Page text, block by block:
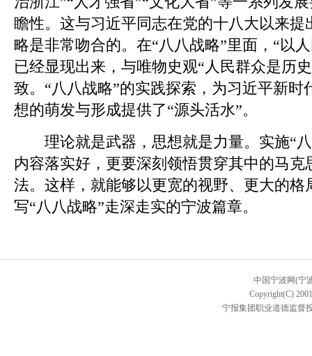
瞻性。这与习近平同志在党的十八大以来提
略是非常吻合的。在“八八战略”里面，“以
已经显现出来，与唯物史观“人民群众是历
致。“八八战略”的实践探索，为习近平新时
想的萌发与形成提供了“源头活水”。
理论就是武器，思想就是力量。实施“八
内容落实好，更要深刻领悟贯穿其中的马克
法。这样，就能够以更宽的视野、更大的格
写“八八战略”走深走实的宁波篇章。
中国宁波网(宁
Copyright(C)
宁报集团职业道德监督